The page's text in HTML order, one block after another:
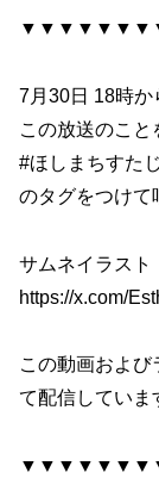
7月30日 18時か
この放送のこと
#ほしまちすた
のタグをつけて
サムネイラスト
https://x.com/
この動画およ
て配信していま